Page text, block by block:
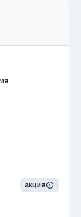
акция